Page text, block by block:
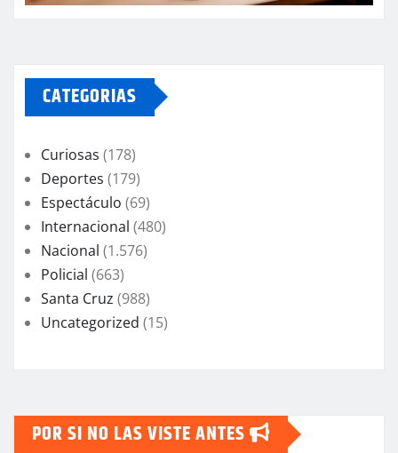
CATEGORIAS
Curiosas (178)
Deportes (179)
Espectáculo (69)
Internacional (480)
Nacional (1.576)
Policial (663)
Santa Cruz (988)
Uncategorized (15)
POR SI NO LAS VISTE ANTES